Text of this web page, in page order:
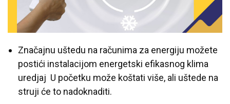
Značajnu uštedu na računima za energiju možete
postići instalacijom energetski efikasnog klima
uredjaj U početku može koštati više, ali uštede na
struji će to nadoknaditi.